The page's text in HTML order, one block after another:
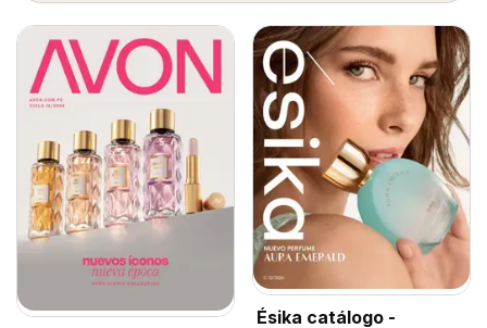
Ésika catálogo -